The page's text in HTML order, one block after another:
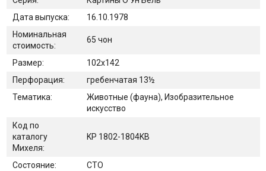
Дата выпуска:
16.10.1978
Номинальная
стоимость:
65 чон
Размер:
102х142
Перфорация:
гребенчатая 13½
Тематика:
Животные (фауна), Изобразительное
искусство
Код по
каталогу
Михеля:
KP 1802-1804KB
Состояние: CTO